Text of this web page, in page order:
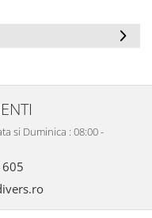
si Duminica : 08:00 -